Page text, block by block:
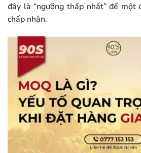
đây là “ngưỡng thấp nhất” để một
chấp nhận.